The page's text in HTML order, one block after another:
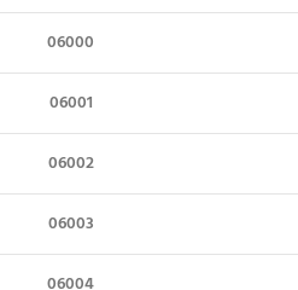
06000
06001
06002
06003